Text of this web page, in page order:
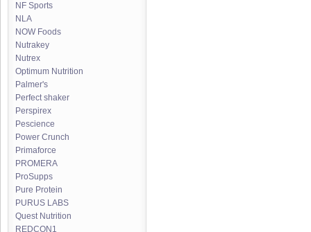
NF Sports
NLA
NOW Foods
Nutrakey
Nutrex
Optimum Nutrition
Palmer's
Perfect shaker
Perspirex
Pescience
Power Crunch
Primaforce
PROMERA
ProSupps
Pure Protein
PURUS LABS
Quest Nutrition
REDCON1